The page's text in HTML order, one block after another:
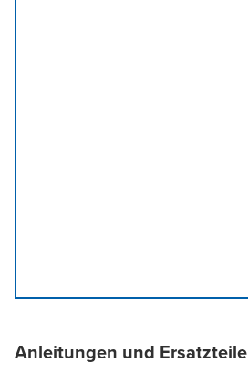
Anleitungen und Ersatzteile